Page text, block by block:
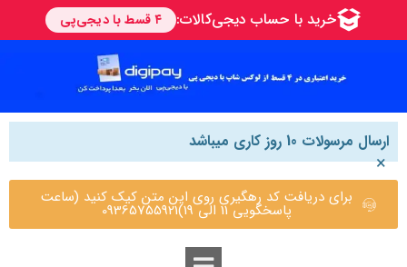
ارسال مرسولات 10 روز کاری میباشد
×
برای دریافت کد رهگیری روی این متن کیک کنید (ساعت
پاسخگویی 11 الی 19)09365755921